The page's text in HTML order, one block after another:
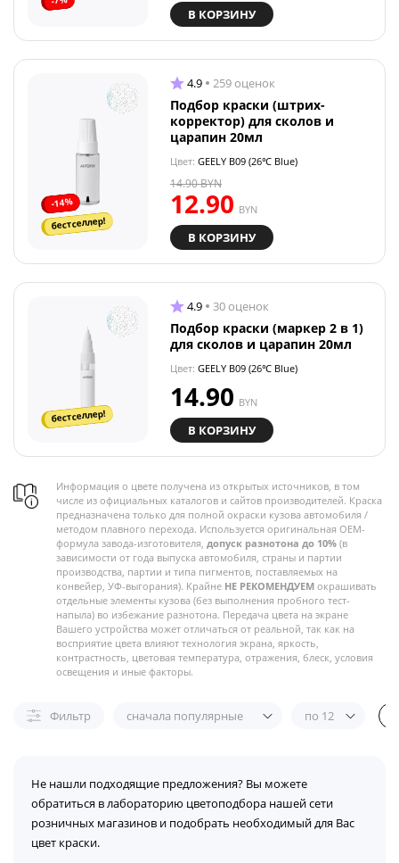
В КОРЗИНУ
-14%
бестселлер!
4.9 259 оценок
Подбор краски (штрих-
корректор) для сколов и
царапин 20мл
Цвет: GEELY B09 (26℃ Blue)
12.90 BYN
14.90BYN
В КОРЗИНУ
бестселлер!
4.9 30 оценок
Подбор краски (маркер 2 в 1)
для сколов и царапин 20мл
Цвет: GEELY B09 (26℃ Blue)
14.90 BYN
В КОРЗИНУ
Информация о цвете получена из открытых источников, в том
числе из официальных каталогов и сайтов производителей. Краска
предназначена только для полной окраски кузова автомобиля /
методом плавного перехода. Используется оригинальная OEM-
формула завода-изготовителя, допуск разнотона до 10% (в
зависимости от года выпуска автомобиля, страны и партии
производства, партии и типа пигментов, поставляемых на
конвейер, УФ-выгорания). Крайне НЕ РЕКОМЕНДУЕМ окрашивать
отдельные элементы кузова (без выполнения пробного тест-
напыла) во избежание разнотона. Передача цвета на экране
Вашего устройства может отличаться от реальной, так как на
восприятие цвета влияют технология экрана, яркость,
контрастность, цветовая температура, отражения, блеск, условия
освещения и иные факторы.
Фильтр сначала популярные по 12
Не нашли подходящие предложения? Вы можете
обратиться в лабораторию цветоподбора нашей сети
розничных магазинов и подобрать необходимый для Вас
цвет краски.